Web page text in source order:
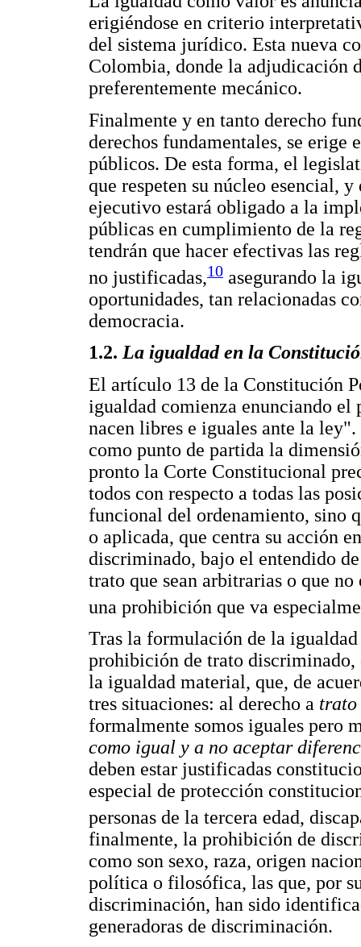
erigiéndose en criterio
del sistema jurídico. Esta nueva
Colombia, donde la adjudicación
preferentemente mecánico.
Finalmente y en tanto derecho
derechos fundamentales, se
públicos. De esta forma, el
que respeten su núcleo esencial,
ejecutivo estará obligado a la
públicas en cumplimiento de la
tendrán que hacer efectivas las
no justificadas,10 asegurando la
oportunidades, tan relacionadas
democracia.
1.2. La igualdad en la
El artículo 13 de la Constitución
igualdad comienza enunciando el
nacen libres e iguales ante la
como punto de partida la
pronto la Corte Constitucional
todos con respecto a todas las
funcional del ordenamiento, sino
o aplicada, que centra su acción
discriminado, bajo el entendido
trato que sean arbitrarias o que
una prohibición que va
Tras la formulación de la
prohibición de trato discriminado,
la igualdad material, que, de
tres situaciones: al derecho a
formalmente somos iguales pero
como igual y a no aceptar
deben estar justificadas
especial de protección
personas de la tercera edad,
finalmente, la prohibición de
como son sexo, raza, origen
política o filosófica, las que, por
discriminación, han sido
generadoras de discriminación.